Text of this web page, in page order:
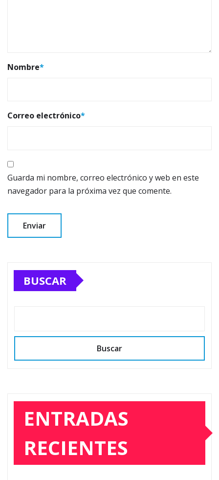
Nombre*
Correo electrónico*
Guarda mi nombre, correo electrónico y web en este
navegador para la próxima vez que comente.
BUSCAR
Buscar
ENTRADAS
RECIENTES